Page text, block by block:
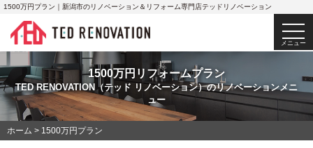
1500万円プラン｜新潟市のリノベーション＆リフォーム専門店テッドリノベーション
メニュー
1500万円リフォームプラン
TED RENOVATION（テッド リノベーション）のリノベーションメニ
ュー
ホーム > 1500万円プラン